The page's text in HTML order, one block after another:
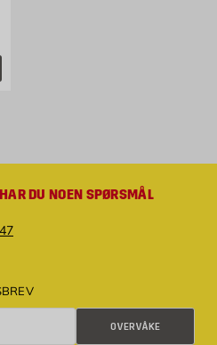
DU NOEN SPØRSMÅL
OVERVÅKE